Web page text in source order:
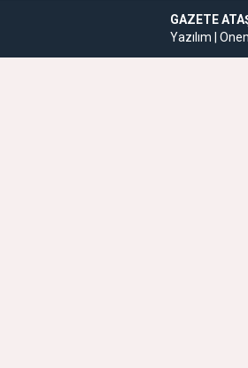
GAZETE
Yazılım |